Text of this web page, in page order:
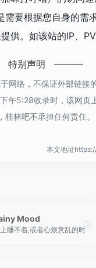
要根据您自身的需
供。如该站的IP、PV
特别声明
网络，不保证外部链接
午5:28收录时，该网页
林吧不承担任何责任。
本文地址
海星神秘的声音、海豹呆萌
Mood
睡不着,或者心烦意乱的时候